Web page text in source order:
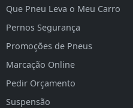
Que Pneu Leva o Meu Carro
Pernos Segurança
Promoções de Pneus
Marcação Online
Pedir Orçamento
Suspensão